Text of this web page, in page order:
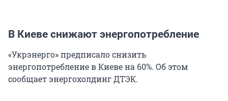
В Киеве снижают энергопотребление
«Укрэнерго» предписало снизить
энергопотребление в Киеве на 60%. Об этом
сообщает энергохолдинг ДТЭК.